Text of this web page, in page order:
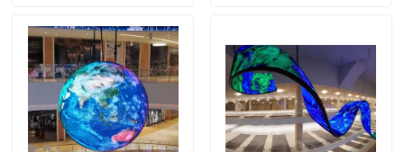
Арендный дисплей приведенный
Творческий экран дисплея СИД
На открытом воздухе экран дисплея СИД